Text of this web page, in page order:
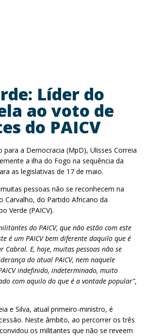
Líder do
ao voto de
do PAICV
a Democracia (MpD), Ulisses Correia
a ilha do Fogo na sequência da
as legislativas de 17 de maio.
pessoas não se reconhecem na
Carvalho, do Partido Africano da
Verde (PAICV).
do PAICV, que não estão com este
é um PAICV bem diferente daquilo que é
Cabral. E, hoje, muitas pessoas não se
do atual PAICV, nem naquele
indefinido, indeterminado, muito
com aquilo do que é a vontade popular”,
e Silva, atual primeiro-ministro, é
Neste âmbito, ao percorrer os três
os militantes que não se reveem